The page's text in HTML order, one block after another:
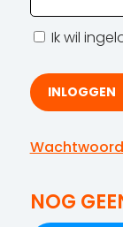
Ik wil
NOG